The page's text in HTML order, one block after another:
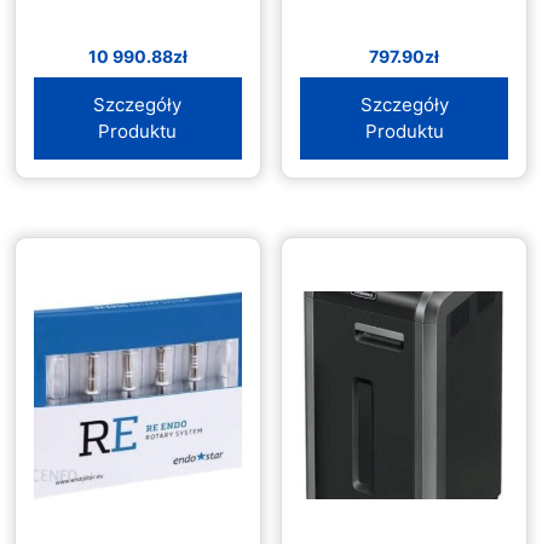
10 990.88zł
Szczegóły
Produktu
797.90zł
Szczegóły
Produktu